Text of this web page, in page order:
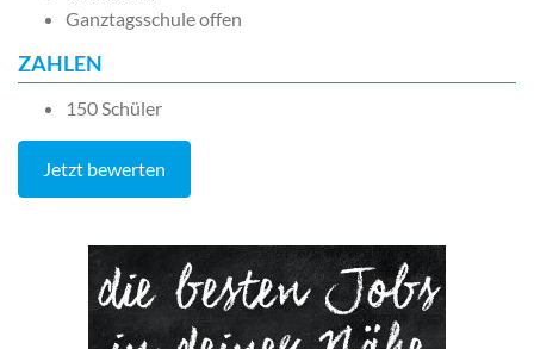
Ganztagsschule offen
ZAHLEN
150 Schüler
Jetzt bewerten